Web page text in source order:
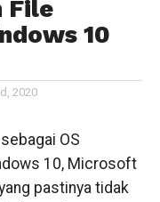
File
10
2020
OS
10, Microsoft
pastinya tidak